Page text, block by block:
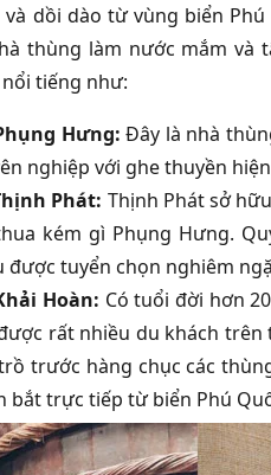
dồi dào từ vùng biển
thùng làm nước mắm
tiếng như:
Hưng: Đây là nhà
nghiệp với ghe thuyền
Phát: Thịnh Phát sở
kém gì Phụng Hưng.
tuyển chọn nghiêm
Hoàn: Có tuổi đời hơn
rất nhiều du khách
trước hàng chục các
bắt trực tiếp từ biển Phú